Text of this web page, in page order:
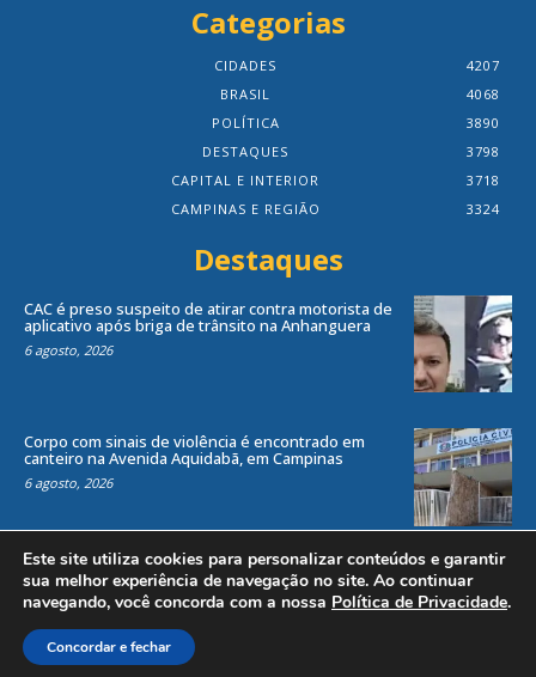
Categorias
CIDADES
4207
BRASIL
4068
POLÍTICA
3890
DESTAQUES
3798
CAPITAL E INTERIOR
3718
CAMPINAS E REGIÃO
3324
Destaques
CAC é preso suspeito de atirar contra motorista de
aplicativo após briga de trânsito na Anhanguera
6 agosto, 2026
Corpo com sinais de violência é encontrado em
canteiro na Avenida Aquidabã, em Campinas
6 agosto, 2026
Todos os direitos reservados ao site Jornal Local® -by
Agência Criosites (
Este site utiliza cookies para personalizar conteúdos e garantir
sua melhor experiência de navegação no site. Ao continuar
navegando, você concorda com a nossa Política de Privacidade.
Concordar e fechar